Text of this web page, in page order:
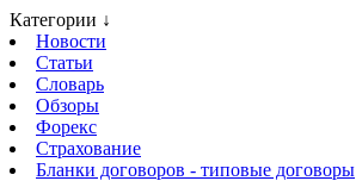
Категории ↓
Новости
Статьи
Словарь
Обзоры
Форекс
Страхование
Бланки договоров - типовые договоры